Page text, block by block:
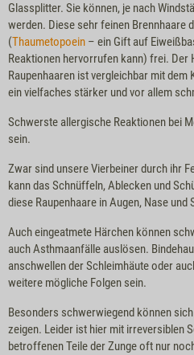
Glassplitter. Sie können, je nach
werden. Diese sehr feinen Brennhaare
(Thaumetopoein – ein Gift auf
Reaktionen hervorrufen kann) frei. Der
Raupenhaaren ist vergleichbar mit
ein vielfaches stärker und vor allem
Schwerste allergische Reaktionen bei
sein.
Zwar sind unsere Vierbeiner durch ihr
kann das Schnüffeln, Ablecken und
diese Raupenhaare in Augen, Nase
Auch eingeatmete Härchen können
auch Asthmaanfälle auslösen.
anschwellen der Schleimhäute oder
weitere mögliche Folgen sein.
Besonders schwerwiegend können
zeigen. Leider ist hier mit irreversiblen
betroffenen Teile der Zunge oft nur